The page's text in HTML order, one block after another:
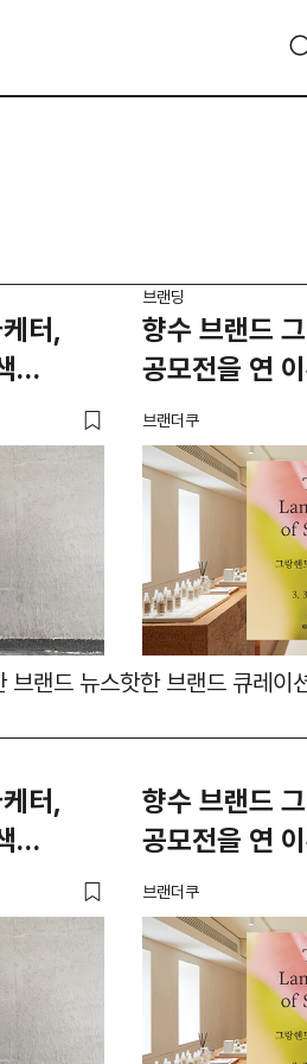
터,
브랜딩
향수 브랜드
공모전을 연
브랜더쿠
브랜드 뉴스핫한 브랜드 큐레이
터,
향수 브랜드
공모전을 연
브랜더쿠